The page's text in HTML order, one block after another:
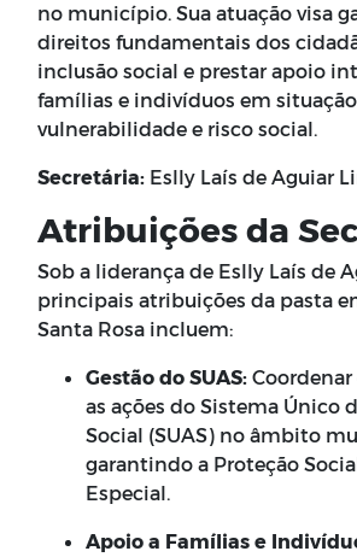
no município. Sua atuação visa
direitos fundamentais dos
inclusão social e prestar apoio
famílias e indivíduos em
vulnerabilidade e risco social.
Secretária: Eslly Laís de Aguiar
Atribuições da
Sob a liderança de Eslly Laís de
principais atribuições da pasta
Santa Rosa incluem:
Gestão do SUAS:
as ações do Sistema Único
Social (SUAS) no âmbito
garantindo a Proteção
Especial.
Apoio a Famílias e